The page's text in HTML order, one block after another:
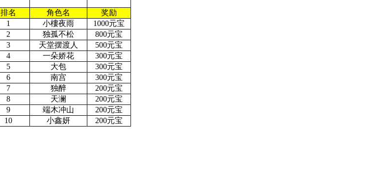
排名 角色名
奖励
1
小樓夜雨
1000元宝
2
独孤不松
800元宝
3
天堂摆渡人
500元宝
4
一朵娇花
300元宝
5
大包
300元宝
6
南宫
300元宝
7
独醉
200元宝
8
天澜
200元宝
9
端木冲山
200元宝
10
小鑫妍 200元宝